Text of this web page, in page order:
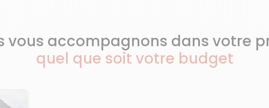
vous accompagnons dans votre
quel que soit votre budget